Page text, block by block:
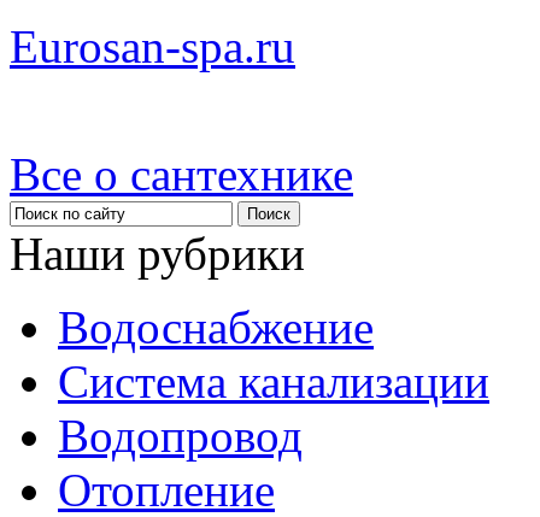
Eurosan-spa.ru
Все о сантехнике
Наши рубрики
Водоснабжение
Система канализации
Водопровод
Отопление